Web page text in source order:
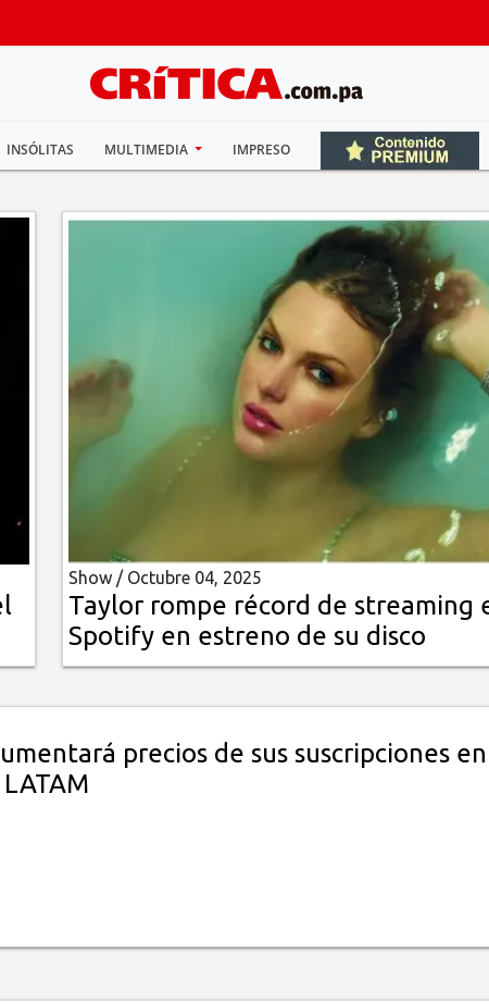
INSÓLITAS MULTIMEDIA IMPRESO
Show / Octubre 04, 2025
Taylor rompe récord de streaming
Spotify en estreno de su disco
precios de sus suscripciones en